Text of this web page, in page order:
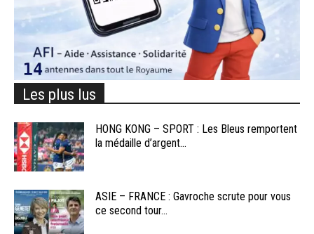
Les plus lus
HONG KONG – SPORT : Les Bleus remportent
la médaille d’argent...
ASIE – FRANCE : Gavroche scrute pour vous
ce second tour...